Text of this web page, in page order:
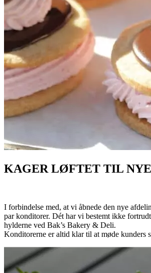
KAGER LØFTET TIL
I forbindelse med, at vi åbnede den nye
par konditorer. Dét har vi bestemt ikke
hylderne ved Bak’s Bakery & Deli.
Konditorerne er altid klar til at møde kunders